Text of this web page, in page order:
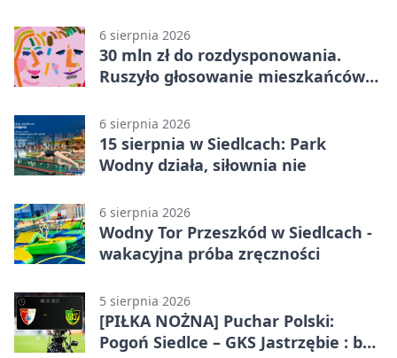
6 sierpnia 2026
30 mln zł do rozdysponowania.
Ruszyło głosowanie mieszkańców
6 sierpnia 2026
15 sierpnia w Siedlcach: Park
Wodny działa, siłownia nie
6 sierpnia 2026
Wodny Tor Przeszkód w Siedlcach -
wakacyjna próba zręczności
5 sierpnia 2026
[PIŁKA NOŻNA] Puchar Polski:
Pogoń Siedlce – GKS Jastrzębie : bez